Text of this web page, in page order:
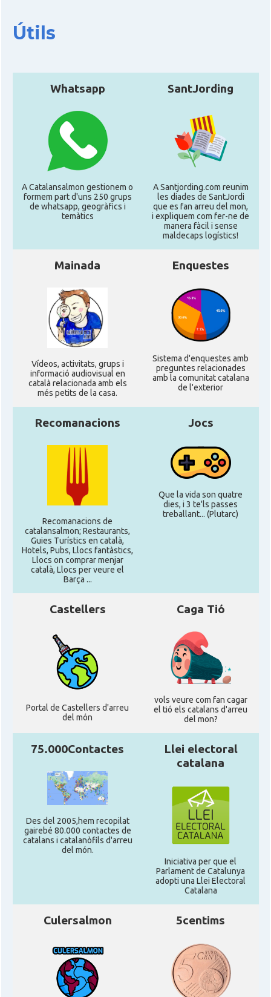
Útils
Whatsapp
A Catalansalmon gestionem o
formem part d'uns 250 grups
de whatsapp, geogràfics i
temàtics
SantJording
A Santjording.com reunim
les diades de SantJordi
que es fan arreu del mon,
i expliquem com fer-ne de
manera fàcil i sense
maldecaps logí­stics!
Mainada
Ví­deos, activitats, grups i
informació audiovisual en
català relacionada amb els
més petits de la casa.
Enquestes
Sistema d'enquestes amb
preguntes relacionades
amb la comunitat catalana
de l'exterior
Recomanacions
Recomanacions de
catalansalmon; Restaurants,
Guies Turístics en català,
Hotels, Pubs, Llocs fantàstics,
Llocs on comprar menjar
català, Llocs per veure el
Barça ...
Jocs
Que la vida son quatre
dies, i 3 te'ls passes
treballant... (Plutarc)
Castellers
Portal de Castellers d'arreu
del món
Caga Tió
vols veure com fan cagar
el tió els catalans d'arreu
del mon?
75.000Contactes
Des del 2005,hem recopilat
gairebé 80.000 contactes de
catalans i catalanòfils d'arreu
del món.
Llei electoral
catalana
Iniciativa per que el
Parlament de Catalunya
adopti una Llei Electoral
Catalana
Culersalmon 5centims